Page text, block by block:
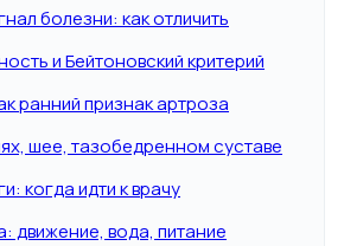
болезни: как отличить
и Бейтоновский критерий
ранний признак артроза
шее, тазобедренном суставе
когда идти к врачу
движение, вода, питание